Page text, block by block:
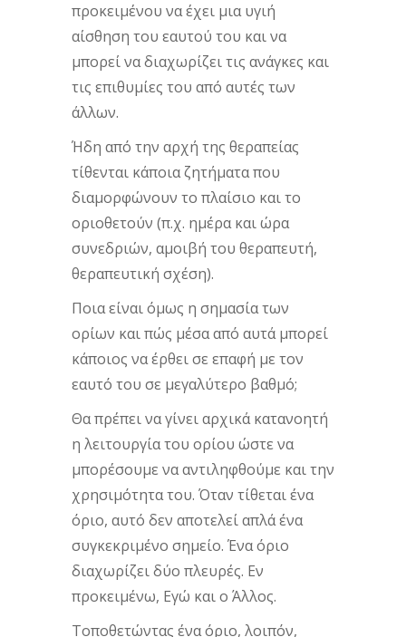
προκειμένου να έχει μια υγιή
αίσθηση του εαυτού του και να
μπορεί να διαχωρίζει τις ανάγκες και
τις επιθυμίες του από αυτές των
άλλων.
Ήδη από την αρχή της θεραπείας
τίθενται κάποια ζητήματα που
διαμορφώνουν το πλαίσιο και το
οριοθετούν (π.χ. ημέρα και ώρα
συνεδριών, αμοιβή του θεραπευτή,
θεραπευτική σχέση).
Ποια είναι όμως η σημασία των
ορίων και πώς μέσα από αυτά μπορεί
κάποιος να έρθει σε επαφή με τον
εαυτό του σε μεγαλύτερο βαθμό;
Θα πρέπει να γίνει αρχικά κατανοητή
η λειτουργία του ορίου ώστε να
μπορέσουμε να αντιληφθούμε και την
χρησιμότητα του. Όταν τίθεται ένα
όριο, αυτό δεν αποτελεί απλά ένα
συγκεκριμένο σημείο. Ένα όριο
διαχωρίζει δύο πλευρές. Εν
προκειμένω, Εγώ και ο Άλλος.
Τοποθετώντας ένα όριο, λοιπόν,